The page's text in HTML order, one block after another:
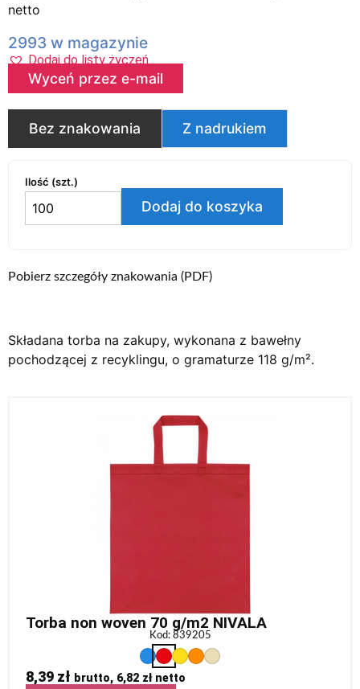
netto
2993 w magazynie
Dodaj do listy życzeń
Wyceń przez e-mail
Bez znakowania Z nadrukiem
Ilość (szt.)
Dodaj do koszyka
Pobierz szczegóły znakowania (PDF)
Składana torba na zakupy, wykonana z bawełny
pochodzącej z recyklingu, o gramaturze 118 g/m².
Torba non woven 70 g/m2 NIVALA
Kod: 839205
8,39 zł brutto, 6,82 złnetto